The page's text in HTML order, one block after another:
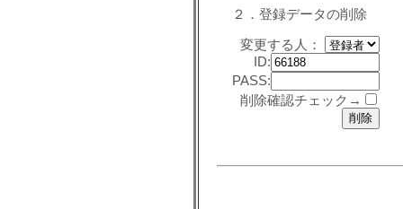
２．登録データの削除
変更する人：
ID:
PASS:
削除確認チェック→